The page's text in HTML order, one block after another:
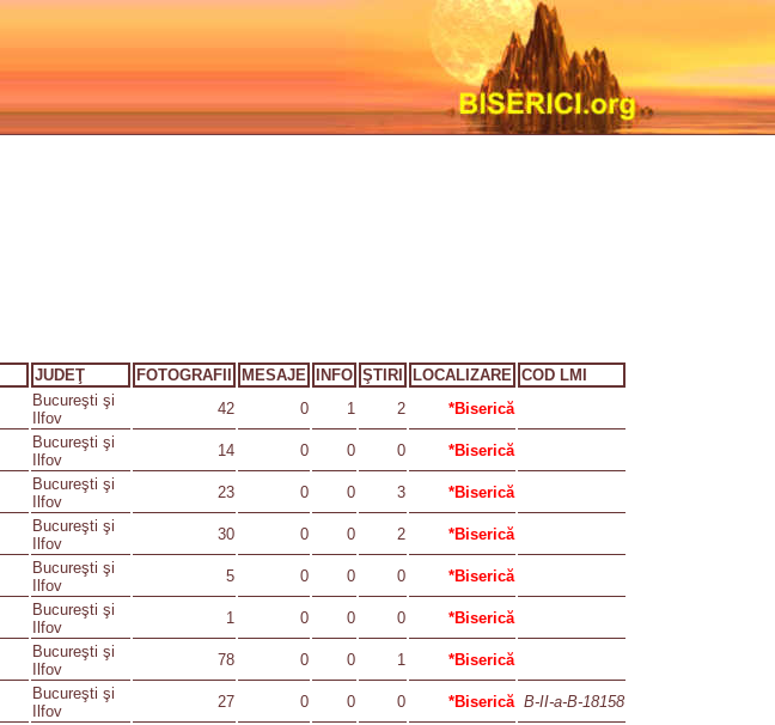
JUDEŢ FOTOGRAFII MESAJE INFO ŞTIRI LOCALIZARE COD LMI
Bucureşti şi
Ilfov
42 0 1 2 *Biserică
Bucureşti şi
Ilfov
14 0 0 0 *Biserică
Bucureşti şi
Ilfov
23 0 0 3 *Biserică
Bucureşti şi
Ilfov
30 0 0 2 *Biserică
Bucureşti şi
Ilfov
5 0 0 0 *Biserică
Bucureşti şi
Ilfov
1 0 0 0 *Biserică
Bucureşti şi
Ilfov
78 0 0 1 *Biserică
Bucureşti şi
Ilfov
27 0 0 0 *Biserică B-II-a-B-18158